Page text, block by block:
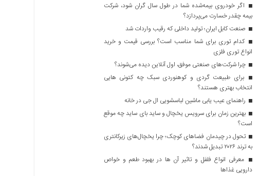
اگر خودروی بیمه‌شده شما در طول سال گران شود، شرکت
بیمه چقدر خسارت می‌پردازد؟
صنعت کابل ایران؛ تولید داخلی که رقیب واردات شد
کدام توری برای شما مناسب است؟ بررسی قیمت و خرید
انواع توری فلزی
چرا شرکت‌های صنعتی موفق، اول آنلاین دیده می‌شوند؟
برای طبیعت گردی و کوهنوردی سبک چه کتونی هایی
انتخاب بهتری هستند؟
راهنمای عیب یابی ماشین لباسشویی ال جی در خانه
بهترین زمان برای سرویس یخچال و ساید بای ساید چه موقع
است؟
تحول در چیدمان فضاهای کوچک؛ چرا یخچال‌های زیرکانتری
به ترند ۲۰۲۶ تبدیل شدند؟
معرفی انواع فلفل و تاثیر آن ‌ها در بهبود طعم و خواص
دارویی غذاها